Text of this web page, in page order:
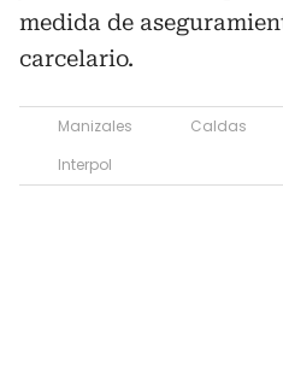
medida de
carcelario.
Manizales Caldas
Interpol